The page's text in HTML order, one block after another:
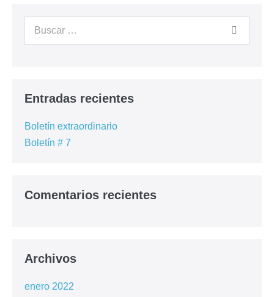
Entradas recientes
Boletín extraordinario
Boletín # 7
Comentarios recientes
Archivos
enero 2022